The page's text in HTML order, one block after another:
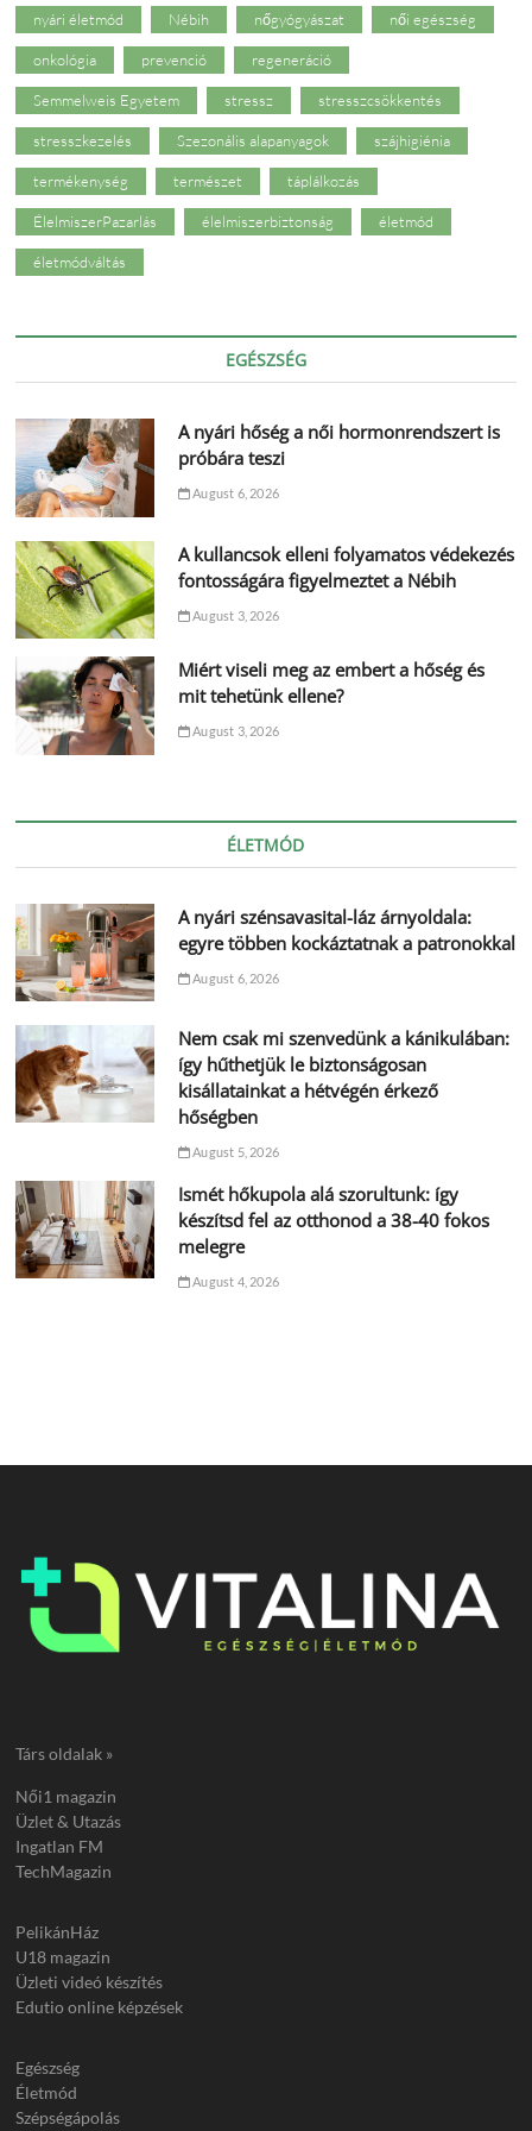
nyári életmód Nébih nőgyógyászat női egészség
onkológia prevenció regeneráció
Semmelweis Egyetem stressz stresszcsökkentés
stresszkezelés Szezonális alapanyagok szájhigiénia
termékenység természet táplálkozás
ÉlelmiszerPazarlás élelmiszerbiztonság életmód
életmódváltás
EGÉSZSÉG
A nyári hőség a női hormonrendszert is
próbára teszi
August 6, 2026
A kullancsok elleni folyamatos védekezés
fontosságára figyelmeztet a Nébih
August 3, 2026
Miért viseli meg az embert a hőség és
mit tehetünk ellene?
August 3, 2026
ÉLETMÓD
A nyári szénsavasital-láz árnyoldala:
egyre többen kockáztatnak a patronokkal
August 6, 2026
Nem csak mi szenvedünk a kánikulában:
így hűthetjük le biztonságosan
kisállatainkat a hétvégén érkező
hőségben
August 5, 2026
Ismét hőkupola alá szorultunk: így
készítsd fel az otthonod a 38-40 fokos
melegre
August 4, 2026
Társ oldalak »
Női1 magazin
Üzlet & Utazás
Ingatlan FM
TechMagazin
PelikánHáz
U18 magazin
Üzleti videó készítés
Edutio online képzések
Egészség
Életmód
Szépségápolás